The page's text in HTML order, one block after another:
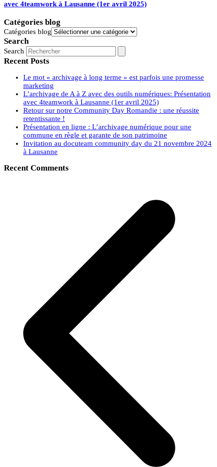
avec 4teamwork à Lausanne (1er avril 2025)
Catégories blog
Catégories blog
Search
Search
Recent Posts
Le mot « archivage à long terme » est parfois une promesse
marketing
L’archivage de A à Z avec des outils numériques: Présentation
avec 4teamwork à Lausanne (1er avril 2025)
Retour sur notre Community Day Romandie : une réussite
retentissante !
Présentation en ligne : L’archivage numérique pour une
commune en règle et garante de son patrimoine
Invitation au docuteam community day du 21 novembre 2024
à Lausanne
Recent Comments